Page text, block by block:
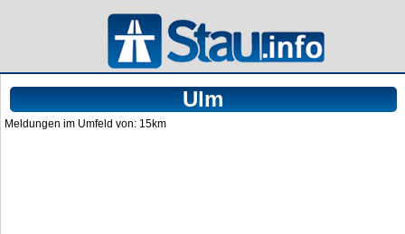
Ulm
Meldungen im Umfeld von: 15km